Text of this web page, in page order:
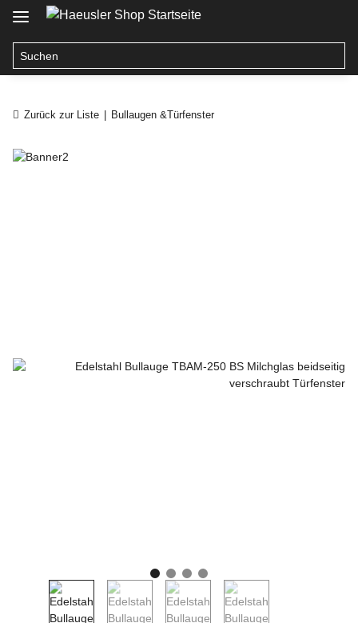
Zurück zur Liste Bullaugen &Türfenster